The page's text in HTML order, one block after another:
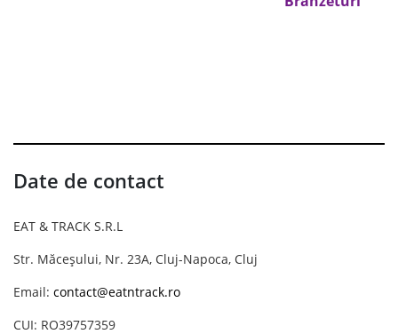
Date de contact
EAT & TRACK S.R.L
Str. Măceșului, Nr. 23A, Cluj-Napoca, Cluj
Email: contact@eatntrack.ro
CUI: RO39757359